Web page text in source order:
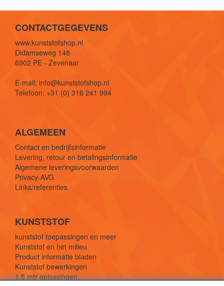
CONTACTGEGEVENS
www.kunststofshop.nl
Didamseweg 148
6902 PE - Zevenaar
E-mail: info@kunststofshop.nl
Telefoon: +31 (0) 316 241 994
ALGEMEEN
Contact en bedrijfsinformatie
Levering, retour en betalingsinformatie
Algemene leveringsvoorwaarden
Privacy-AVG
Links/referenties
KUNSTSTOF
kunststof toepassingen en meer
Kunststof en het milieu
Product informatie bladen
Kunststof bewerkingen
1,5 mtr oplossingen